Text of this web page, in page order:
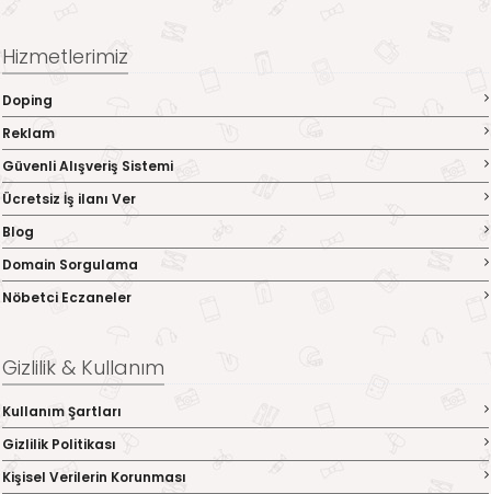
Hizmetlerimiz
Doping
Reklam
Güvenli Alışveriş Sistemi
Ücretsiz İş ilanı Ver
Blog
Domain Sorgulama
Nöbetci Eczaneler
Gizlilik & Kullanım
Kullanım Şartları
Gizlilik Politikası
Kişisel Verilerin Korunması